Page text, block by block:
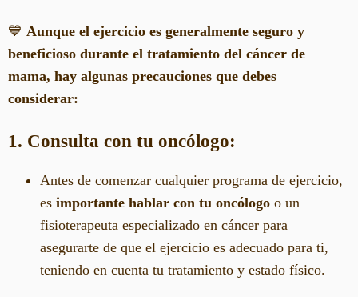
💙 Aunque el ejercicio es generalmente seguro y
beneficioso durante el tratamiento del cáncer de
mama, hay algunas precauciones que debes
considerar:
1. Consulta con tu oncólogo:
Antes de comenzar cualquier programa de ejercicio,
es importante hablar con tu oncólogo o un
fisioterapeuta especializado en cáncer para
asegurarte de que el ejercicio es adecuado para ti,
teniendo en cuenta tu tratamiento y estado físico.